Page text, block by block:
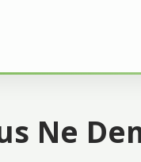
Ne